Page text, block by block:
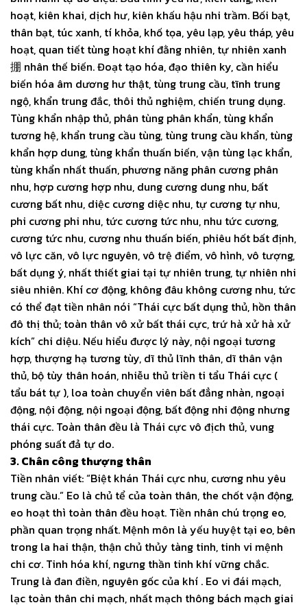
hoạt, kiên khai, dịch hư, kiên khấu hậu nhi trầm. Bối bạt,
thân bạt, túc xanh, tí khỏa, khố tọa, yêu lạp, yêu tháp, yêu
hoạt, quan tiết tùng hoạt khí đằng nhiên, tự nhiên xanh
掤 nhân thế biến. Đoạt tạo hóa, đạo thiên ky, cần hiểu
biến hóa âm dương hư thật, tùng trung cầu, tĩnh trung
ngộ, khẩn trung đắc, thôi thủ nghiệm, chiến trung dụng.
Tùng khẩn nhập thủ, phân tùng phân khẩn, tùng khẩn
tương hệ, khẩn trung cầu tùng, tùng trung cầu khẩn, tùng
khẩn hợp dung, tùng khẩn thuấn biến, vận tùng lạc khẩn,
tùng khẩn nhất thuấn, phương năng phân cương phân
nhu, hợp cương hợp nhu, dung cương dung nhu, bất
cương bất nhu, diệc cương diệc nhu, tự cương tự nhu,
phi cương phi nhu, tức cương tức nhu, nhu tức cương,
cương tức nhu, cương nhu thuấn biến, phiêu hốt bất định,
vô lực căn, vô lực nguyên, vô trệ điểm, vô hình, vô tượng,
bất dụng ý, nhất thiết giai tại tự nhiên trung, tự nhiên nhi
siêu nhiên. Khí cơ động, không đâu không cương nhu, tức
có thể đạt tiền nhân nói “Thái cực bất dụng thủ, hồn thân
đô thị thủ; toàn thân vô xử bất thái cực, trứ hà xử hà xử
kích” chi diệu. Nếu hiểu được lý này, nội ngoại tương
hợp, thượng hạ tương tùy, dĩ thủ lĩnh thân, dĩ thân vận
thủ, bộ tùy thân hoán, nhiễu thủ triền ti tẩu Thái cực (
tẩu bát tự ), loa toàn chuyển viên bất đẳng nhàn, ngoại
động, nội động, nội ngoại động, bất động nhi động nhưng
thái cực. Toàn thân đều là Thái cực vô địch thủ, vung
phóng suất đả tự do.
3. Chân công thượng thân
Tiền nhân viết: “Biệt khán Thái cực nhu, cương nhu yêu
trung cầu.” Eo là chủ tể của toàn thân, the chốt vận động,
eo hoạt thì toàn thân đều hoạt. Tiền nhân chú trọng eo,
phần quan trọng nhất. Mệnh môn là yếu huyệt tại eo, bên
trong la hai thận, thận chủ thủy tàng tinh, tinh vi mệnh
chi cơ. Tinh hóa khí, ngưng thần tinh khí vững chắc.
Trung là đan điền, nguyên gốc của khí . Eo vi đái mạch,
lạc toàn thân chi mạch, nhất mạch thông bách mạch giai